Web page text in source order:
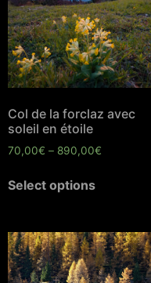
Col de la forclaz avec
soleil en étoile
70,00€ – 890,00€
Select options